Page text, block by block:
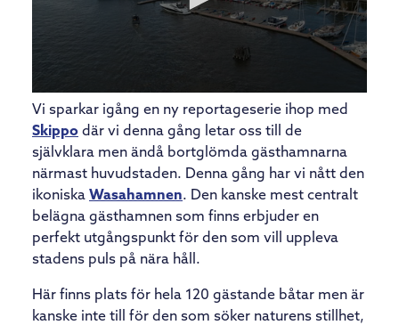
Vi sparkar igång en ny reportageserie ihop med
Skippo där vi denna gång letar oss till de
självklara men ändå bortglömda gästhamnarna
närmast huvudstaden. Denna gång har vi nått den
ikoniska Wasahamnen. Den kanske mest centralt
belägna gästhamnen som finns erbjuder en
perfekt utgångspunkt för den som vill uppleva
stadens puls på nära håll.
Här finns plats för hela 120 gästande båtar men är
kanske inte till för den som söker naturens stillhet,